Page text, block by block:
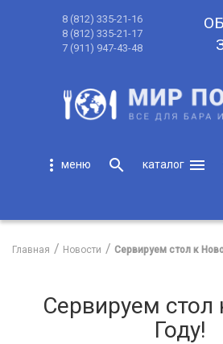
8 (812) 335-21-16
8 (812) 335-21-17
7 (911) 947-43-48
more_vert search
menu
Главная Новости Сервируем стол к
Сервируем
Году!